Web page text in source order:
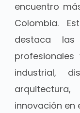
encuentro
Colombia.
destaca
industrial,
innovación en